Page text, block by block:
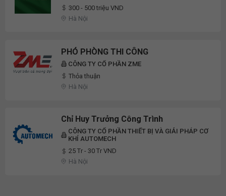
300 - 500 triệu VND
Hà Nội
PHÓ PHÒNG THI CÔNG
CÔNG TY CỔ PHẦN ZME
Thỏa thuận
Hà Nội
Chỉ Huy Trưởng Công Trình
CÔNG TY CỔ PHẦN THIẾT BỊ VÀ GIẢI PHÁP CƠ
KHÍ AUTOMECH
25 Tr - 30 Tr VND
Hà Nội